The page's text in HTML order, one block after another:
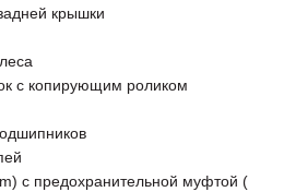
крышки
с копирующим роликом
с предохранительной муфтой (